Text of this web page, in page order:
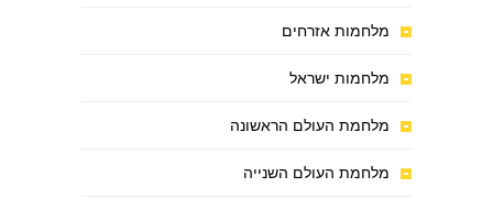
מלחמות אזרחים
מלחמות ישראל
מלחמת העולם הראשונה
מלחמת העולם השנייה